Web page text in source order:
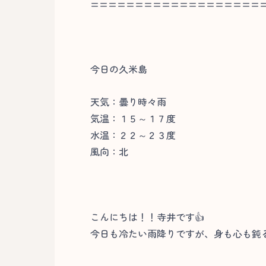
今日の久米島
天気：曇り時々雨
気温：１５～１７度
水温：２２～２３度
風向：北
こんにちは！！寺井です👍
今日も冷たい雨降りですが、身も心も鈍